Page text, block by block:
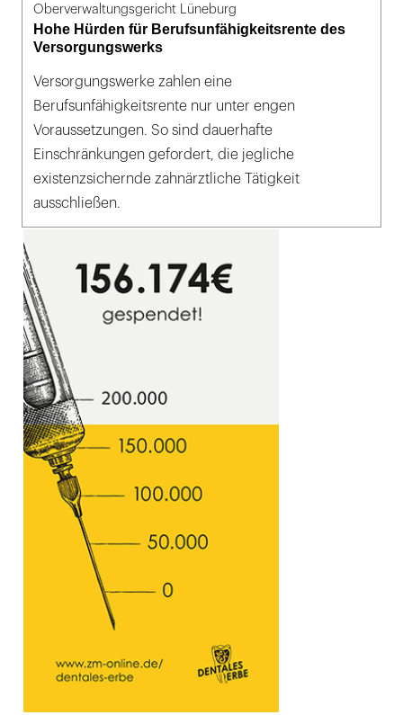
Oberverwaltungsgericht Lüneburg
Hohe Hürden für Berufsunfähigkeitsrente des
Versorgungswerks
Versorgungswerke zahlen eine
Berufsunfähigkeitsrente nur unter engen
Voraussetzungen. So sind dauerhafte
Einschränkungen gefordert, die jegliche
existenzsichernde zahnärztliche Tätigkeit
ausschließen.